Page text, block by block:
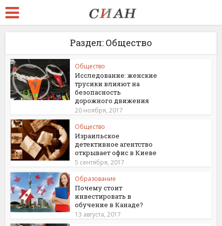
Раздел: Общество
Общество
Исследование: женские
трусики влияют на
безопасность
дорожного движения
20 ноября, 2017
Общество
Израильское
детективное агентство
открывает офис в Киеве
5 сентября, 2017
Образование
Почему стоит
инвестировать в
обучение в Канаде?
13 августа, 2017